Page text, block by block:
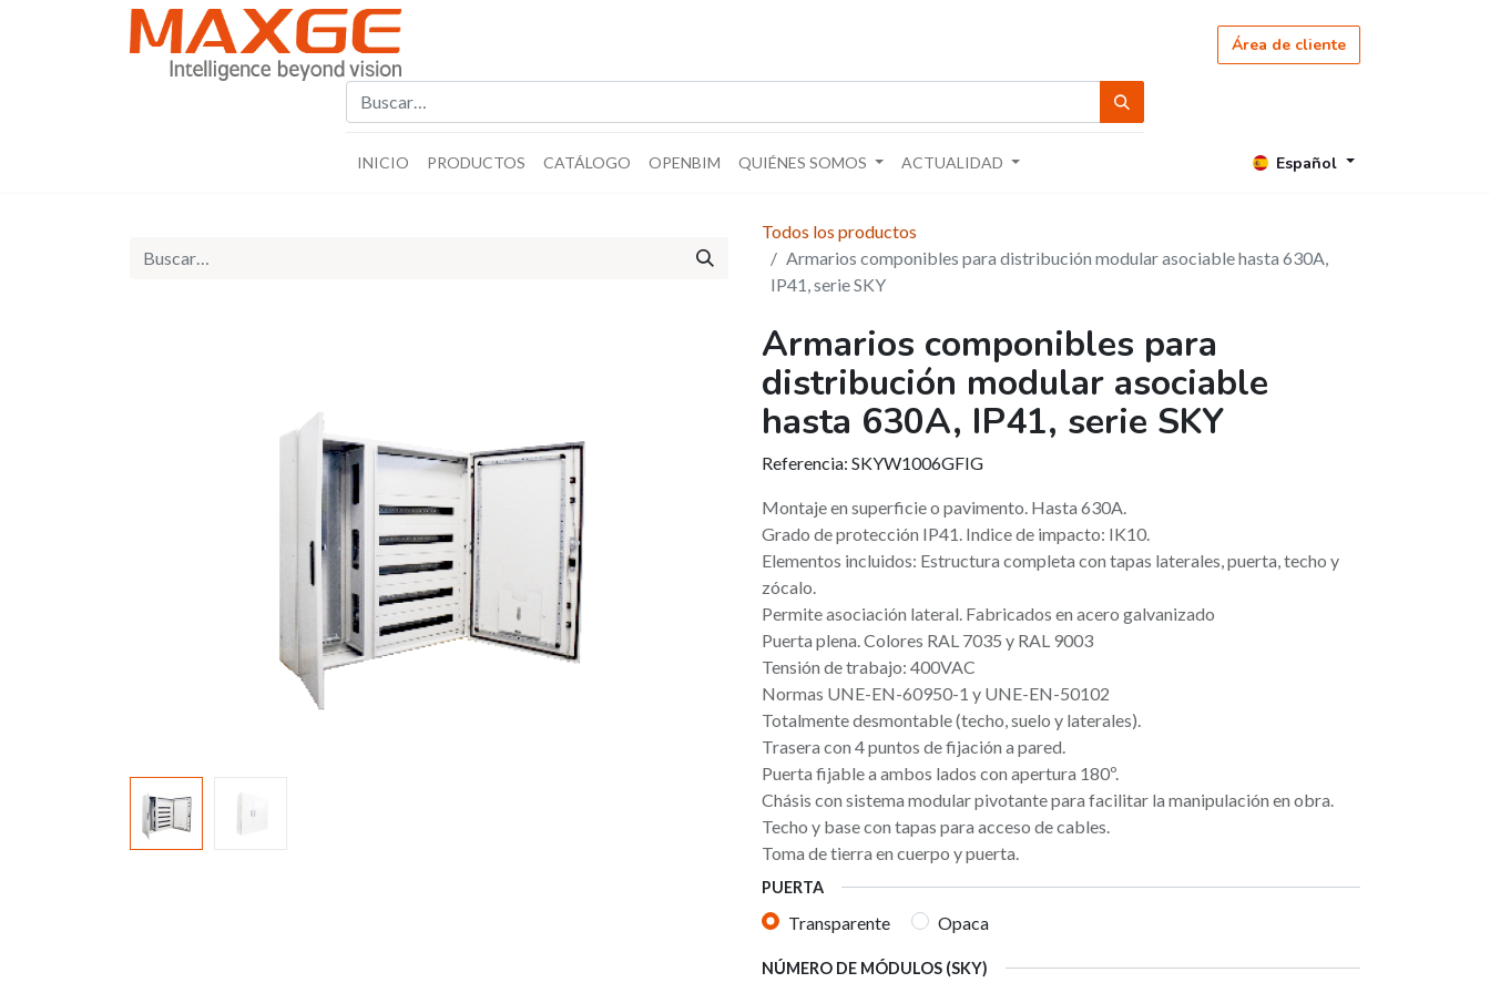
Área de cliente
INICIO PRODUCTOS CATÁLOGO OPENBIM QUIÉNES SOMOS ACTUALIDAD Español
Todos los productos
Armarios componibles para distribución modular asociable hasta 630A,
IP41, serie SKY
Armarios componibles para
distribución modular asociable
hasta 630A, IP41, serie SKY
Referencia: SKYW1006GFIG
Montaje en superficie o pavimento. Hasta 630A.
Grado de protección IP41. Indice de impacto: IK10.
Elementos incluidos: Estructura completa con tapas laterales, puerta, techo y
zócalo.
Permite asociación lateral. Fabricados en acero galvanizado
Puerta plena. Colores RAL 7035 y RAL 9003
Tensión de trabajo: 400VAC
Normas UNE-EN-60950-1 y UNE-EN-50102
Totalmente desmontable (techo, suelo y laterales).
Trasera con 4 puntos de fijación a pared.
Puerta fijable a ambos lados con apertura 180º.
Chásis con sistema modular pivotante para facilitar la manipulación en obra.
Techo y base con tapas para acceso de cables.
Toma de tierra en cuerpo y puerta.
PUERTA
Transparente Opaca
NÚMERO DE MÓDULOS (SKY)